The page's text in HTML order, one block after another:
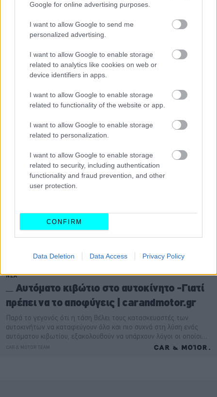
Google for online advertising purposes.
I want to allow Google to send me
personalized advertising.
I want to allow Google to enable storage
related to analytics like cookies on web or
device identifiers in apps.
I want to allow Google to enable storage
related to functionality of the website or app.
I want to allow Google to enable storage
related to personalization.
I want to allow Google to enable storage
related to security, including authentication
functionality and fraud prevention, and other
user protection.
CONFIRM
Data Deletion Data Access Privacy Policy
Διαβάστε επίσης: